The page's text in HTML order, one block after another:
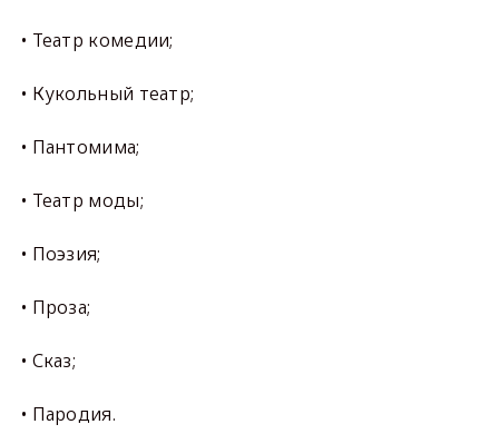
• Театр комедии;
• Кукольный театр;
• Пантомима;
• Театр моды;
• Поэзия;
• Проза;
• Сказ;
• Пародия.